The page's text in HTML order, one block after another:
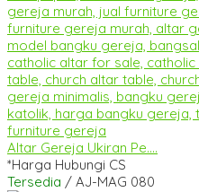
Altar Gereja Ukiran Pe....
*Harga Hubungi CS
Tersedia / AJ-MAG 080